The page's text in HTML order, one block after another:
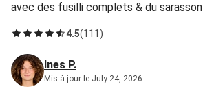
avec des fusilli complets & du sarasson
4.5(111 )
Ines P.
Mis à jour le July 24, 2026